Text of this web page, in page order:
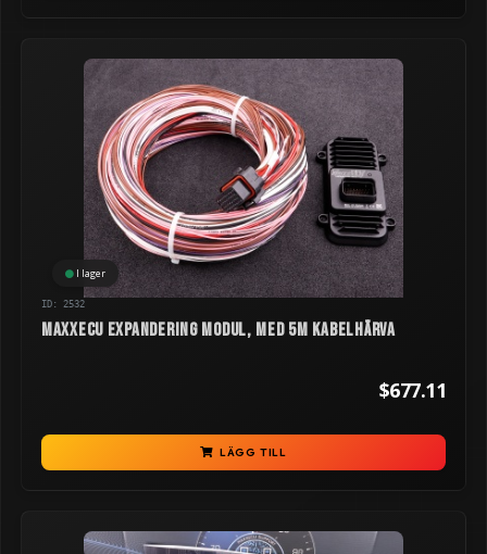
I lager
ID: 2532
MaxxECU Expandering modul, med 5m kabelhärva
$677.11
LÄGG TILL